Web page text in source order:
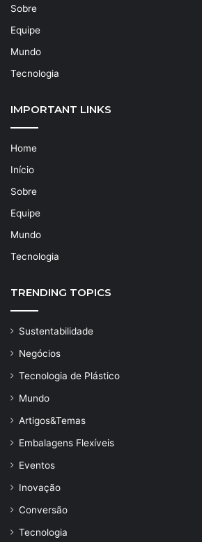
Sobre
Equipe
Mundo
Tecnologia
IMPORTANT LINKS
Home
Início
Sobre
Equipe
Mundo
Tecnologia
TRENDING TOPICS
Sustentabilidade
Negócios
Tecnologia de Plástico
Mundo
Artigos&Temas
Embalagens Flexíveis
Eventos
Inovação
Conversão
Tecnologia